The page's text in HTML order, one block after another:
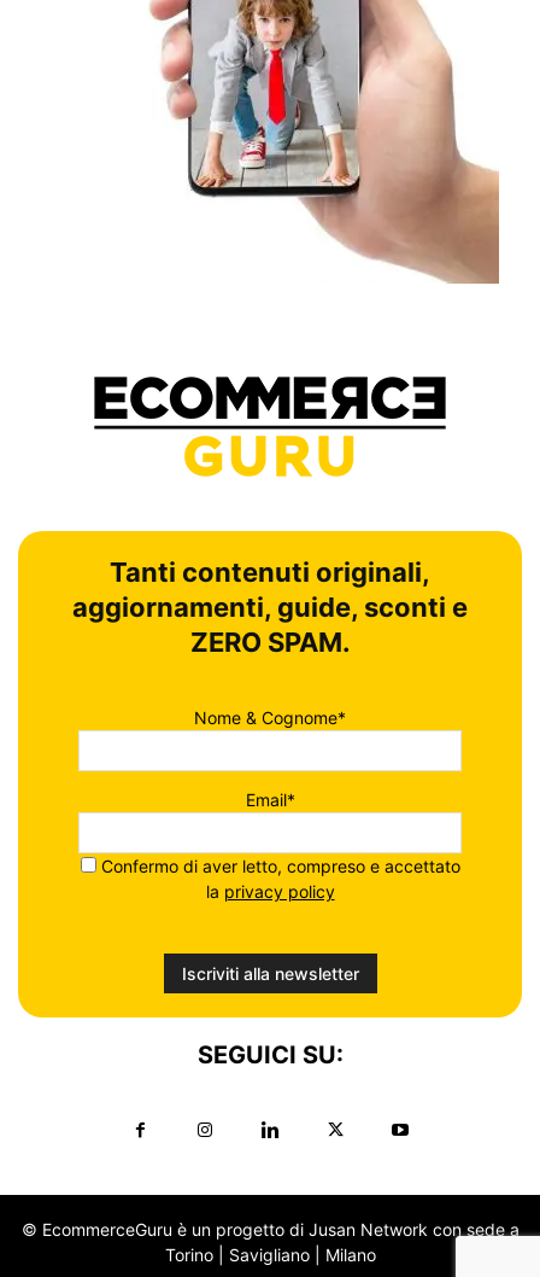
Tanti contenuti originali,
aggiornamenti, guide, sconti e
ZERO SPAM.
Nome & Cognome*
Email*
Confermo di aver letto, compreso e accettato
la privacy policy
SEGUICI SU:
© EcommerceGuru è un progetto di Jusan Network con sede a
Torino | Savigliano | Milano